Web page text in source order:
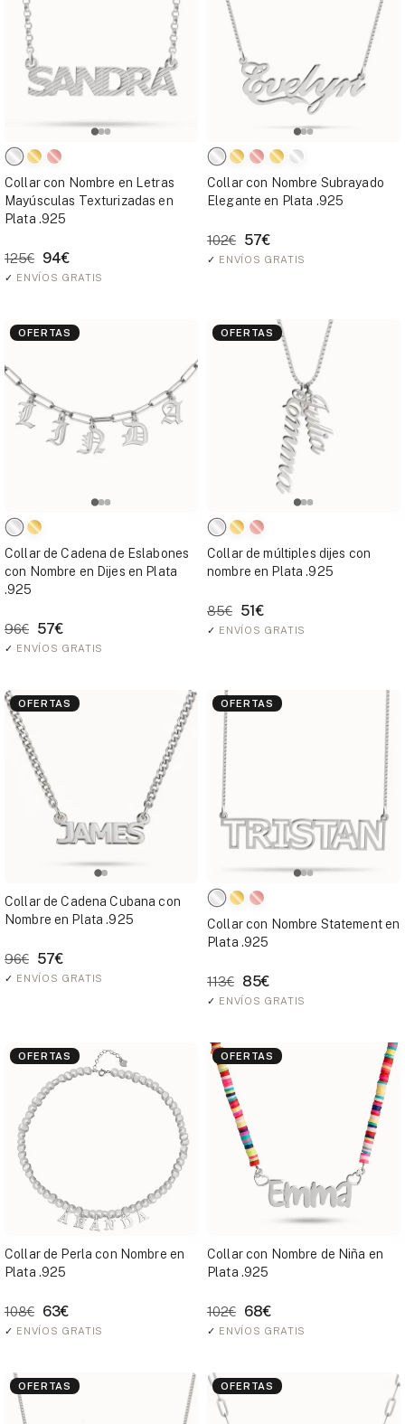
Collar con Nombre en Letras
Mayúsculas Texturizadas en
Plata .925
125€ 94€
✓ ENVÍOS GRATIS
Collar con Nombre Subrayado
Elegante en Plata .925
102€ 57€
✓ ENVÍOS GRATIS
OFERTAS
Collar de Cadena de Eslabones
con Nombre en Dijes en Plata
.925
96€ 57€
✓ ENVÍOS GRATIS
OFERTAS
Collar de múltiples dijes con
nombre en Plata .925
85€ 51€
✓ ENVÍOS GRATIS
OFERTAS
Collar de Cadena Cubana con
Nombre en Plata .925
96€ 57€
✓ ENVÍOS GRATIS
OFERTAS
Collar con Nombre Statement en
Plata .925
113€ 85€
✓ ENVÍOS GRATIS
OFERTAS
Collar de Perla con Nombre en
Plata .925
108€ 63€
✓ ENVÍOS GRATIS
OFERTAS
Collar con Nombre de Niña en
Plata .925
102€ 68€
✓ ENVÍOS GRATIS
OFERTAS OFERTAS